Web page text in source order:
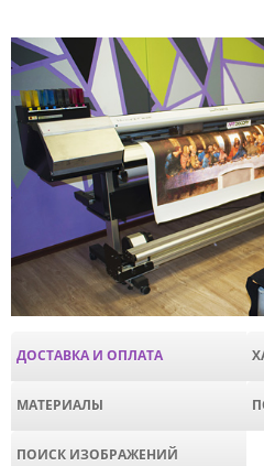
ДОСТАВКА И ОПЛАТА
МАТЕРИАЛЫ
ПОИСК ИЗОБРАЖЕНИЙ